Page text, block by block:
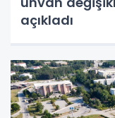
açıkladı